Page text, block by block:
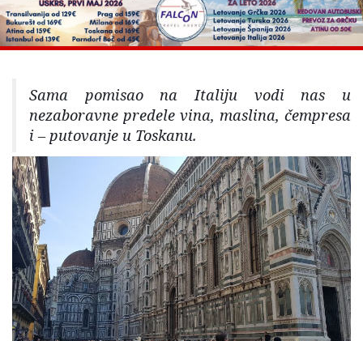
Sama pomisao na Italiju vodi nas u
nezaboravne predele vina, maslina, čempresa
i – putovanje u Toskanu.